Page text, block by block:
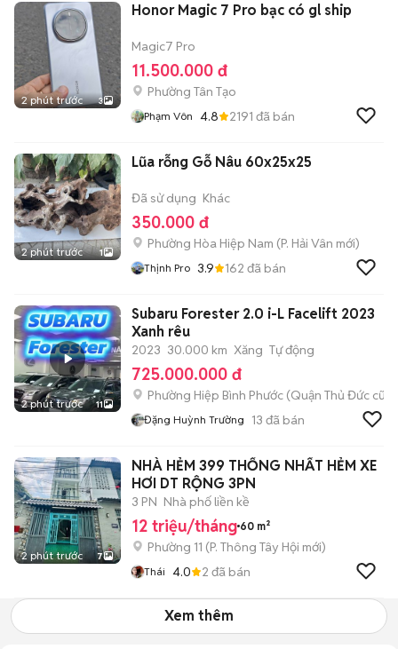
2 phút trước 3
Honor Magic 7 Pro bạc có gl ship
Magic7 Pro
11.500.000 đ
Phường Tân Tạo
Phạm Vôn 4.8 2191 đã bán
2 phút trước 1
Lũa rỗng Gỗ Nâu 60x25x25
Đã sử dụng Khác
350.000 đ
Phường Hòa Hiệp Nam (P. Hải Vân mới)
Thịnh Pro 3.9 162 đã bán
2 phút trước 11
Subaru Forester 2.0 i-L Facelift 2023
Xanh rêu
2023 30.000 km Xăng Tự động
725.000.000 đ
Phường Hiệp Bình Phước (Quận Thủ Đức cũ)
Đặng Huỳnh Trường 13 đã bán
2 phút trước 7
NHÀ HẺM 399 THỐNG NHẤT HẺM XE
HƠI DT RỘNG 3PN
3 PN Nhà phố liền kề
12 triệu/tháng 60 m²
Phường 11 (P. Thông Tây Hội mới)
Thái 4.0 2 đã bán
Xem thêm